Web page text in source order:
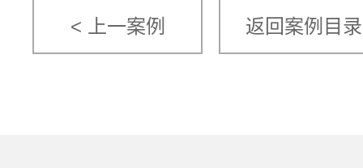
< 上一案例 返回案例目录